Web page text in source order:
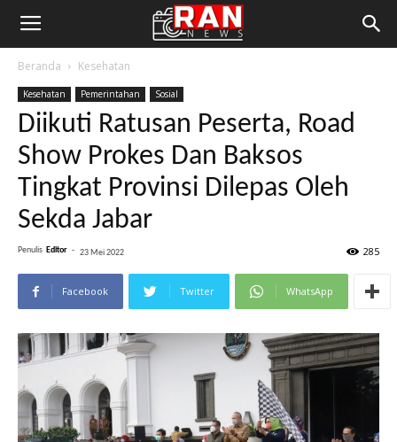
Beranda Kesehatan
Kesehatan Pemerintahan Sosial
Diikuti Ratusan Peserta, Road
Show Prokes Dan Baksos
Tingkat Provinsi Dilepas Oleh
Sekda Jabar
Penulis Editor - 23 Mei 2022 285
Facebook Twitter WhatsApp